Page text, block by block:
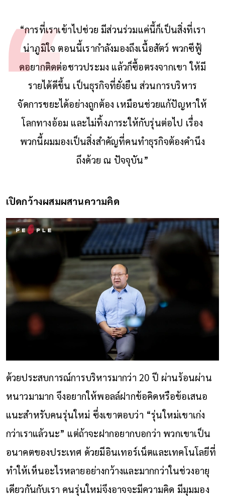
“การที่เราเข้าไปช่วย มีส่วนร่วมแค่นี้ก็เป็นสิ่งที่เรา
น่าภูมิใจ ตอนนี้เรากำลังมองถึงเนื้อสัตว์ พวกซีฟู้
ดอยากติดต่อชาวประมง แล้วก็ซื้อตรงจากเขา ให้มี
รายได้ดีขึ้น เป็นธุรกิจที่ยั่งยืน ส่วนการบริหาร
จัดการขยะได้อย่างถูกต้อง เหมือนช่วยแก้ปัญหาให้
โลกทางอ้อม และไม่ทิ้งภาระให้กับรุ่นต่อไป เรื่อง
พวกนี้ผมมองเป็นสิ่งสำคัญที่คนทำธุรกิจต้องคำนึง
ถึงด้วย ณ ปัจจุบัน”
เปิดกว้างผสมผสานความคิด
ด้วยประสบการณ์การบริหารมากว่า 20 ปี ผ่านร้อนผ่าน
หนาวมามาก จึงอยากให้พอลล์ฝากข้อคิดหรือข้อเสนอ
แนะสำหรับคนรุ่นใหม่ ซึ่งเขาตอบว่า “รุ่นใหม่เขาเก่ง
กว่าเราแล้วนะ” แต่ถ้าจะฝากอยากบอกว่า พวกเขาเป็น
อนาคตของประเทศ ด้วยมีอินเทอร์เน็ตและเทคโนโลยีที่
ทำให้เห็นอะไรหลายอย่างกว้างและมากกว่าในช่วงอายุ
เดียวกันกับเรา คนรุ่นใหม่จึงอาจจะมีความคิด มีมุมมอง